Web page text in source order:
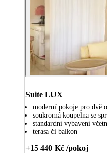
Suite LUX
moderní pokoje pro dvě
soukromá koupelna se
standardní vybavení
terasa či balkon
+15 440 Kč /pokoj